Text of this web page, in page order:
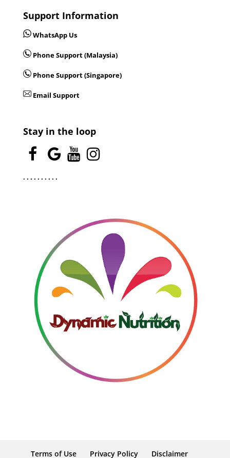
Support Information
WhatsApp Us
Phone Support (Malaysia)
Phone Support (Singapore)
Email Support
Stay in the loop
. . . . . . . . . .
Terms of Use Privacy Policy Disclaimer